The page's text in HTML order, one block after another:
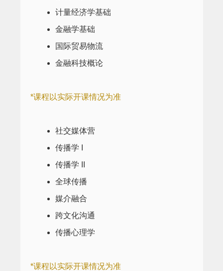
计量经济学基础
金融学基础
国际贸易物流
金融科技概论
*课程以实际开课情况为准
社交媒体营
传播学 I
传播学 II
全球传播
媒介融合
跨文化沟通
传播心理学
*课程以实际开课情况为准